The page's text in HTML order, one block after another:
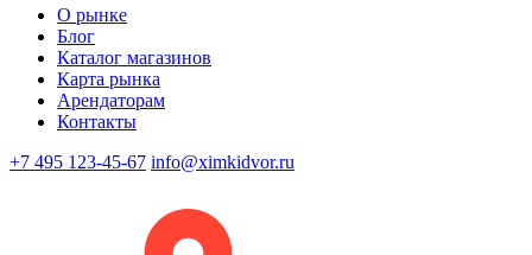
О рынке
Блог
Каталог магазинов
Карта рынка
Арендаторам
Контакты
+7 495 123-45-67 info@ximkidvor.ru